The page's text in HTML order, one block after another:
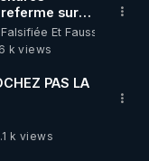
sur
Et Fausse
k views
PAS LA
k views